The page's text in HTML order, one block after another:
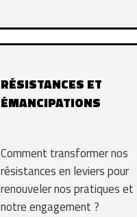
RÉSISTANCES ET
ÉMANCIPATIONS
Comment transformer nos
résistances en leviers pour
renouveler nos pratiques et
notre engagement ?